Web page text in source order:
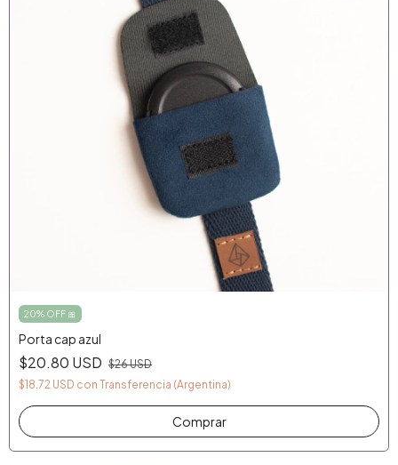
20% OFF 🎀
Porta cap azul
$20.80 USD $26 USD
$18.72 USD con Transferencia (Argentina)
Comprar